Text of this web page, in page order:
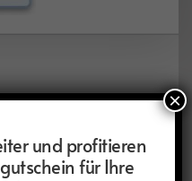
und profitieren
für Ihre
×